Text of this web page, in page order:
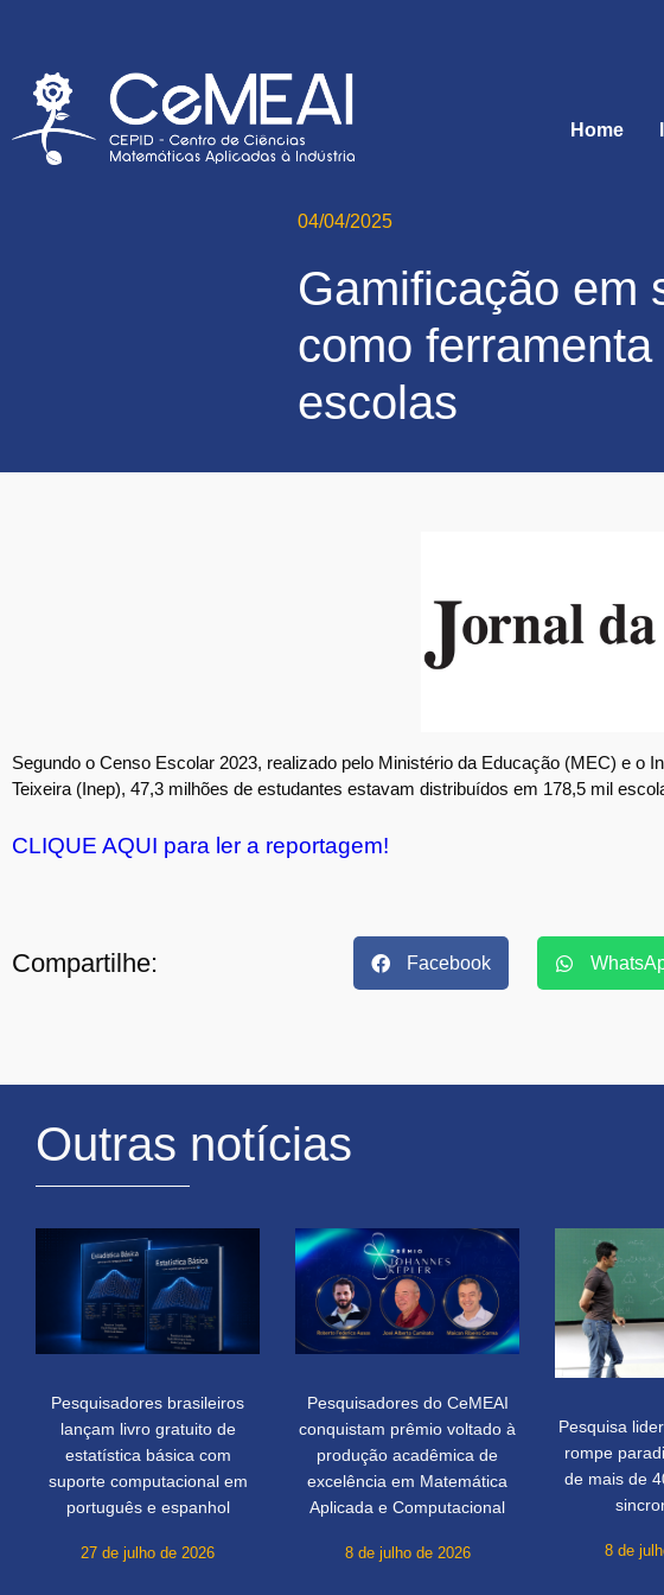
Home
04/04/2025
Gamificação em
como
escolas
Segundo o Censo Escolar 2023, realizado pelo Ministério da Educação (MEC) e o
Teixeira (Inep), 47,3 milhões de estudantes estavam distribuídos em 178,5 mil
CLIQUE AQUI para ler a reportagem!
Compartilhe: Facebook
Outras notícias
Pesquisadores brasileiros
lançam livro gratuito de
estatística básica com
suporte computacional em
português e espanhol
27 de julho de 2026
Pesquisadores do CeMEAI
conquistam prêmio voltado à
produção acadêmica de
excelência em Matemática
Aplicada e Computacional
8 de julho de 2026
Pesquisa
rompe
de mais de
8 de